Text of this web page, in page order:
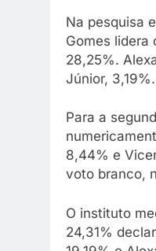
Na pesquisa
Gomes lidera
28,25%.
Júnior,
Para a
8,44% e
voto branco,
O instituto
24,31%